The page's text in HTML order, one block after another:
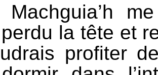
la tête et
profiter